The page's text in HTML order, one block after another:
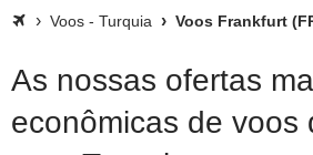
Voos - Turquia Voos Frankfurt
As nossas ofertas
econômicas de voos